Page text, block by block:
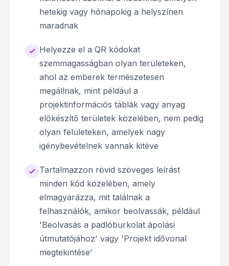
hetekig vagy hónapokig a helyszínen
maradnak
Helyezze el a QR kódokat
szemmagasságban olyan területeken,
ahol az emberek természetesen
megállnak, mint például a
projektinformációs táblák vagy anyag
előkészítő területek közelében, nem pedig
olyan felületeken, amelyek nagy
igénybevételnek vannak kitéve
Tartalmazzon rövid szöveges leírást
minden kód közelében, amely
elmagyarázza, mit találnak a
felhasználók, amikor beolvassák, például
'Beolvasás a padlóburkolat ápolási
útmutatójához' vagy 'Projekt idővonal
megtekintése'